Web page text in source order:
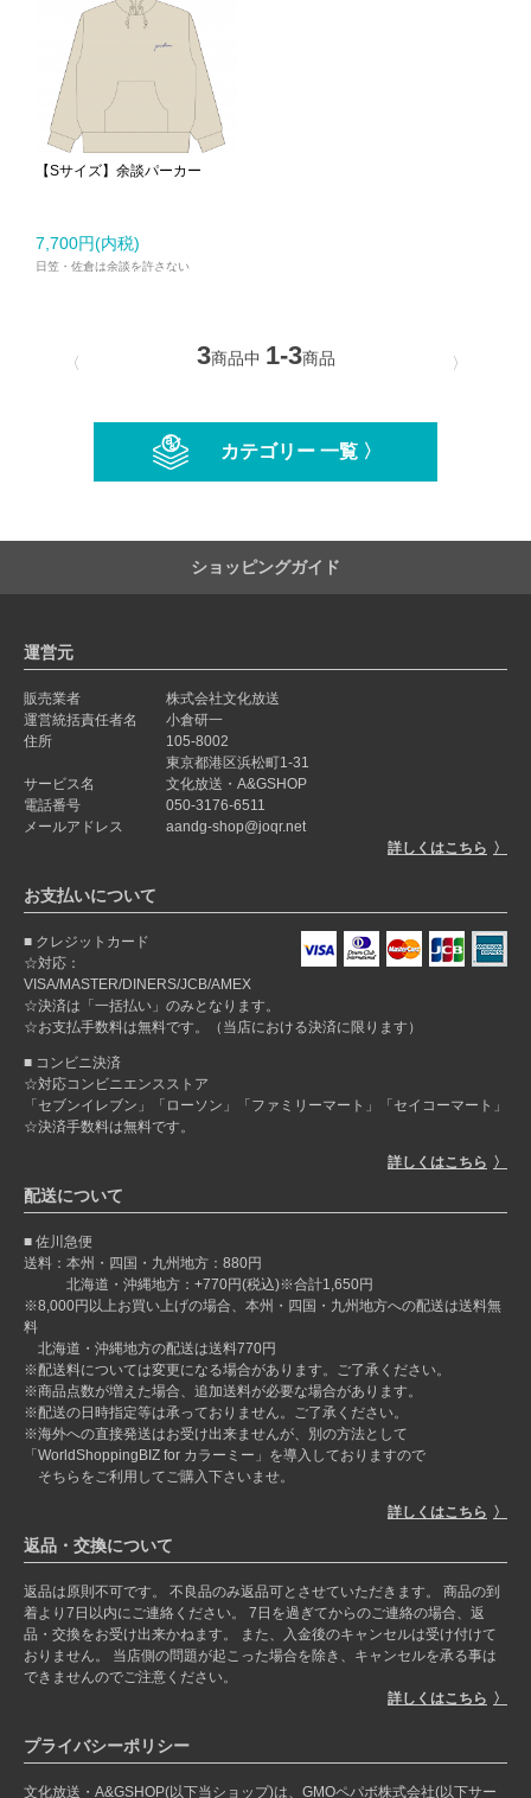
【Sサイズ】余談パーカー
7,700円(内税)
日笠・佐倉は余談を許さない
〈 3商品中 1-3商品 〉
カテゴリー 一覧 〉
ショッピングガイド
運営元
販売業者
株式会社文化放送
運営統括責任者名
小倉研一
住所
105-8002
東京都港区浜松町1-31
サービス名
文化放送・A&GSHOP
電話番号
050-3176-6511
メールアドレス
aandg-shop@joqr.net
詳しくはこちら
お支払いについて
クレジットカード
☆対応：
VISA/MASTER/DINERS/JCB/AMEX
☆決済は「一括払い」のみとなります。
☆お支払手数料は無料です。（当店における決済に限ります）
コンビニ決済
☆対応コンビニエンスストア
「セブンイレブン」「ローソン」「ファミリーマート」「セイコーマート」
☆決済手数料は無料です。
詳しくはこちら
配送について
佐川急便
送料：本州・四国・九州地方：880円
北海道・沖縄地方：+770円(税込)※合計1,650円
※8,000円以上お買い上げの場合、本州・四国・九州地方への配送は送料無
料
北海道・沖縄地方の配送は送料770円
※配送料については変更になる場合があります。ご了承ください。
※商品点数が増えた場合、追加送料が必要な場合があります。
※配送の日時指定等は承っておりません。ご了承ください。
※海外への直接発送はお受け出来ませんが、別の方法として
「WorldShoppingBIZ for カラーミー」を導入しておりますので
そちらをご利用してご購入下さいませ。
詳しくはこちら
返品・交換について
返品は原則不可です。 不良品のみ返品可とさせていただきます。 商品の到
着より7日以内にご連絡ください。 7日を過ぎてからのご連絡の場合、返
品・交換をお受け出来かねます。 また、入金後のキャンセルは受け付けて
おりません。 当店側の問題が起こった場合を除き、キャンセルを承る事は
できませんのでご注意ください。
詳しくはこちら
プライバシーポリシー
文化放送・A&GSHOP(以下当ショップ)は、GMOペパボ株式会社(以下サー